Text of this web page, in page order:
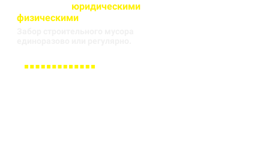
юридическими
физическими